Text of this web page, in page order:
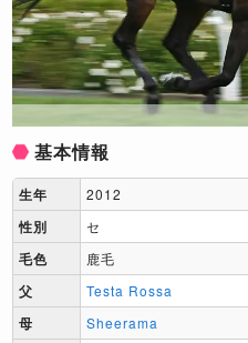
基本情報
生年 2012
性別 セ
毛色 鹿毛
父 Testa Rossa
母 Sheerama